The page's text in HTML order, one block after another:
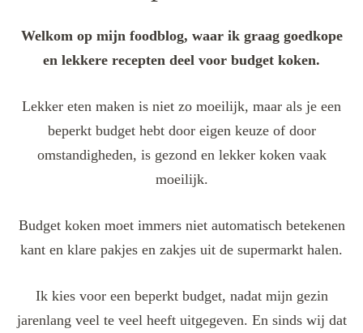
Welkom op mijn foodblog, waar ik graag goedkope
en lekkere recepten deel voor budget koken.
Lekker eten maken is niet zo moeilijk, maar als je een
beperkt budget hebt door eigen keuze of door
omstandigheden, is gezond en lekker koken vaak
moeilijk.
Budget koken moet immers niet automatisch betekenen
kant en klare pakjes en zakjes uit de supermarkt halen.
Ik kies voor een beperkt budget, nadat mijn gezin
jarenlang veel te veel heeft uitgegeven. En sinds wij dat